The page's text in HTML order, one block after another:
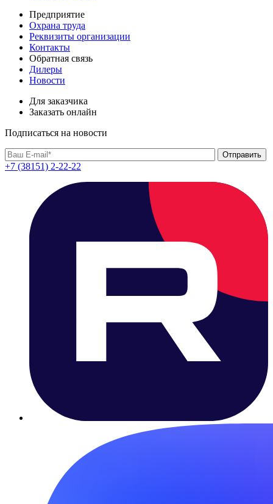
Предприятие
Охрана труда
Реквизиты организации
Контакты
Обратная связь
Дилеры
Новости
Для заказчика
Заказать онлайн
Подписаться на новости
+7 (38151) 2-22-22